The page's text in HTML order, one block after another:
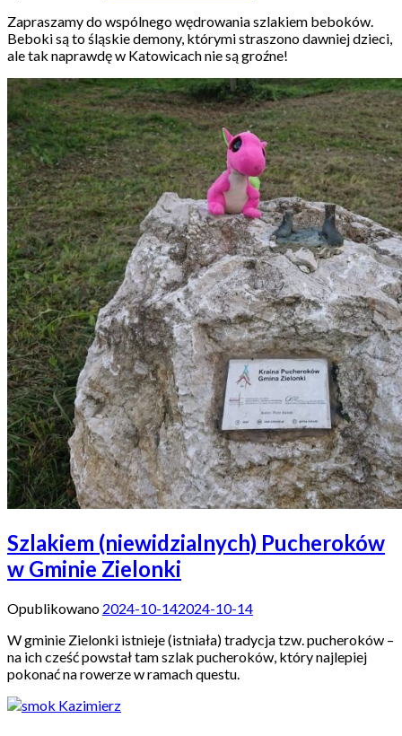
Zapraszamy do wspólnego wędrowania szlakiem beboków.
Beboki są to śląskie demony, którymi straszono dawniej dzieci,
ale tak naprawdę w Katowicach nie są groźne!
Szlakiem (niewidzialnych) Pucheroków
w Gminie Zielonki
Opublikowano 2024-10-142024-10-14
W gminie Zielonki istnieje (istniała) tradycja tzw. pucheroków –
na ich cześć powstał tam szlak pucheroków, który najlepiej
pokonać na rowerze w ramach questu.